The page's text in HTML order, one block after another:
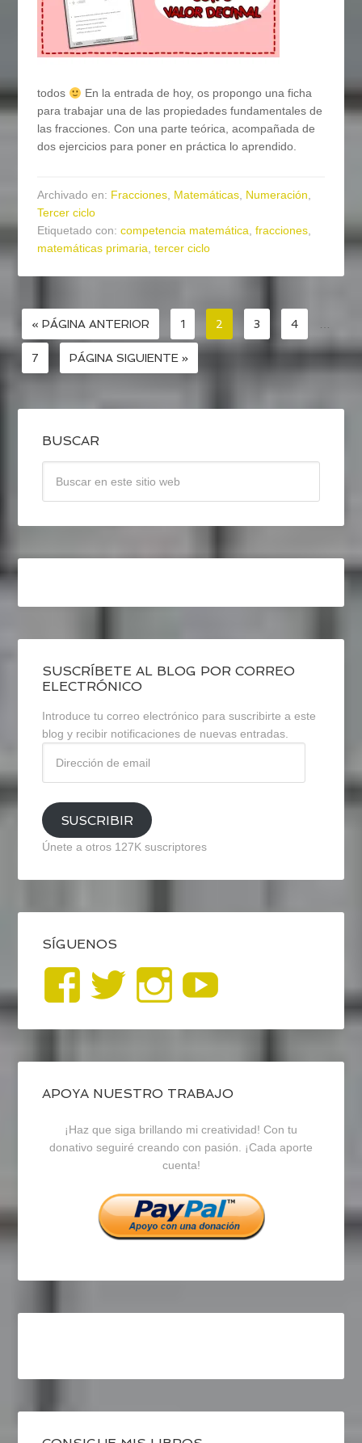
todos
En la entrada de hoy, os propongo una ficha
para trabajar una de las propiedades fundamentales de
las fracciones. Con una parte teórica, acompañada de
dos ejercicios para poner en práctica lo aprendido.
Archivado en: Fracciones, Matemáticas, Numeración,
Tercer ciclo
Etiquetado con:competencia matemática,fracciones,
matemáticas primaria,tercer ciclo
« PÁGINA ANTERIOR 1 2 3 4 …
7 PÁGINA SIGUIENTE »
BUSCAR
SUSCRÍBETE AL BLOG POR CORREO
ELECTRÓNICO
Introduce tu correo electrónico para suscribirte a este
blog y recibir notificaciones de nuevas entradas.
email
SUSCRIBIR
Únete a otros 127K suscriptores
SÍGUENOS
Ver
perfil
de
blogrecursosep
en
Facebook
Ver
perfil
de
recursosep
en
Twitter
Ver
perfil
de
recursosep
en
Instagram
APOYA NUESTRO TRABAJO
¡Haz que siga brillando mi creatividad! Con tu
donativo seguiré creando con pasión. ¡Cada aporte
cuenta!